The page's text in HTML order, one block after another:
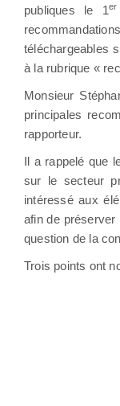
publiques le 1er
téléchargeables
à la rubrique «
Monsieur
principales
rapporteur.
Il a rappelé que
sur le secteur
intéressé aux
afin de préserver
question de la
Trois points ont